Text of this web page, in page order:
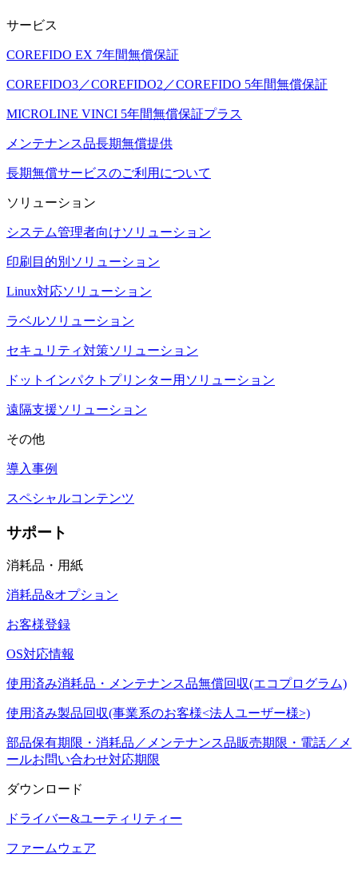
サービス
COREFIDO EX 7年間無償保証
COREFIDO3／COREFIDO2／COREFIDO 5年間無償保証
MICROLINE VINCI 5年間無償保証プラス
メンテナンス品長期無償提供
長期無償サービスのご利用について
ソリューション
システム管理者向けソリューション
印刷目的別ソリューション
Linux対応ソリューション
ラベルソリューション
セキュリティ対策ソリューション
ドットインパクトプリンター用ソリューション
遠隔支援ソリューション
その他
導入事例
スペシャルコンテンツ
サポート
消耗品・用紙
消耗品&オプション
お客様登録
OS対応情報
使用済み消耗品・メンテナンス品無償回収(エコプログラム)
使用済み製品回収(事業系のお客様<法人ユーザー様>)
部品保有期限・消耗品／メンテナンス品販売期限・電話／メ
ールお問い合わせ対応期限
ダウンロード
ドライバー&ユーティリティー
ファームウェア